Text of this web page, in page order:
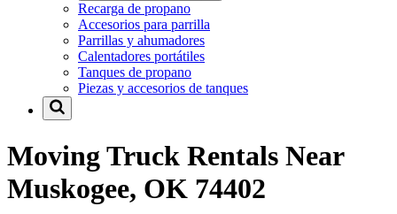
Recarga de propano
Accesorios para parrilla
Parrillas y ahumadores
Calentadores portátiles
Tanques de propano
Piezas y accesorios de tanques
Moving Truck Rentals Near
Muskogee, OK 74402